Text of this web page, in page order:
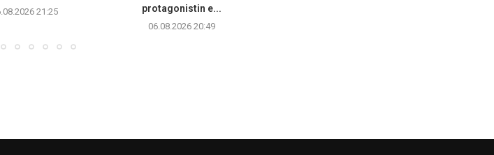
21:25
protagonistin e...
06.08.2026 20:49